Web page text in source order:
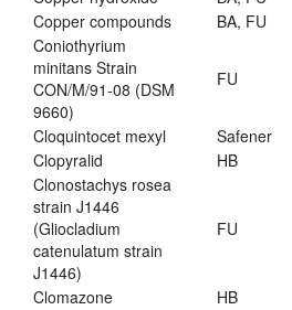
Copper compounds
BA, FU
Coniothyrium
minitans Strain
CON/M/91-08 (DSM
9660)
FU
Cloquintocet mexyl Safener
Clopyralid
HB
Clonostachys rosea
strain J1446
(Gliocladium
catenulatum strain
J1446)
FU
Clomazone HB